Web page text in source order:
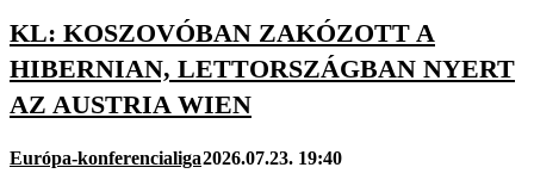
KL: KOSZOVÓBAN ZAKÓZOTT A
HIBERNIAN, LETTORSZÁGBAN NYERT
AZ AUSTRIA WIEN
Európa-konferencialiga2026.07.23. 19:40